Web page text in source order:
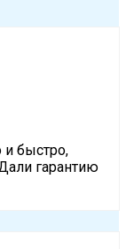
и быстро,
гарантию